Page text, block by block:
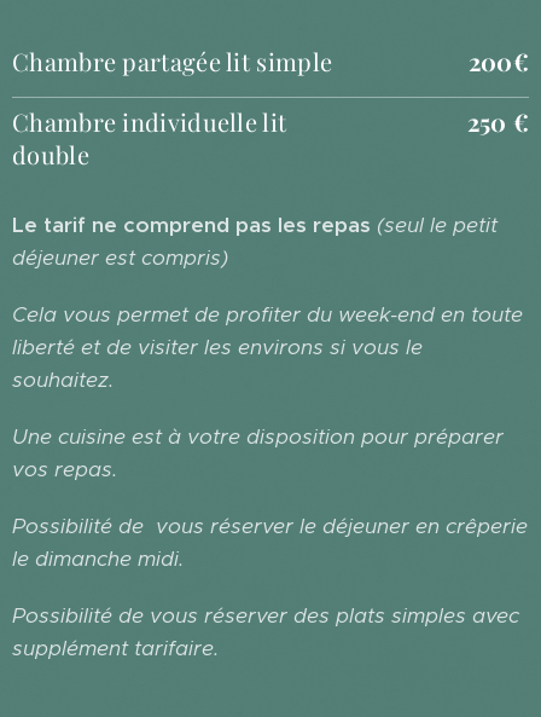
Chambre partagée lit simple
200€
Chambre individuelle lit
double
250 €
Le tarif ne comprend pas les repas (seul le petit
déjeuner est compris)
Cela vous permet de profiter du week-end en toute
liberté et de visiter les environs si vous le
souhaitez.
Une cuisine est à votre disposition pour préparer
vos repas.
Possibilité de vous réserver le déjeuner en crêperie
le dimanche midi.
Possibilité de vous réserver des plats simples avec
supplément tarifaire.